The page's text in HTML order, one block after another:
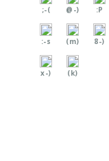
;-( @-) :P
:-s (m) 8-)
x-) (k)